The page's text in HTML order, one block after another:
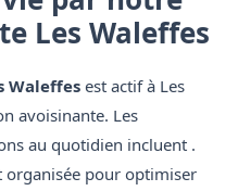
Les Waleffes
Waleffesest actif à Les
avoisinante. Les
au quotidien incluent .
organisée pour optimiser